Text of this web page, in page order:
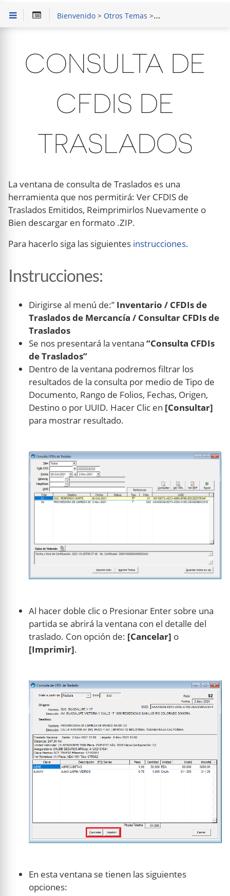
Bienvenido> Otros Temas > CFDI de Traslado
CONSULTA DE
CFDIS DE
TRASLADOS
La ventana de consulta de Traslados es una
herramienta que nos permitirá: Ver CFDIS de
Traslados Emitidos, Reimprimirlos Nuevamente o
Bien descargar en formato .ZIP.
Para hacerlo siga las siguientes instrucciones.
Instrucciones:
Dirigirse al menú de:” Inventario / CFDIs de
Traslados de Mercancía / Consultar CFDIs de
Traslados
Se nos presentará la ventana “Consulta CFDIs
de Traslados”
Dentro de la ventana podremos filtrar los
resultados de la consulta por medio de Tipo de
Documento, Rango de Folios, Fechas, Origen,
Destino o por UUID. Hacer Clic en [Consultar]
para mostrar resultado.
Al hacer doble clic o Presionar Enter sobre una
partida se abrirá la ventana con el detalle del
traslado. Con opción de: [Cancelar] o
[Imprimir].
En esta ventana se tienen las siguientes
opciones: